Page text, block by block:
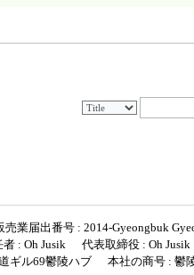
届出番号 : 2014-Gyeongbuk
者 : Oh Jusik 代表取締役 : Oh
ギル69鬱陵ハブ 本社の商号 : 鬱